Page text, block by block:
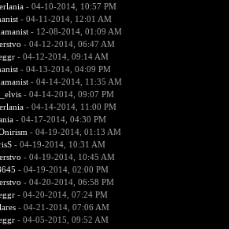
- 04-10-2014, 10:57 PM
- 04-11-2014, 12:01 AM
- 12-08-2014, 01:09 AM
- 04-12-2014, 06:47 AM
- 04-12-2014, 09:14 AM
- 04-13-2014, 04:09 PM
- 04-14-2014, 11:35 AM
- 04-14-2014, 09:07 PM
- 04-14-2014, 11:00 PM
- 04-17-2014, 04:30 PM
- 04-19-2014, 01:13 AM
- 04-19-2014, 10:31 AM
- 04-19-2014, 10:45 AM
- 04-19-2014, 02:00 PM
- 04-20-2014, 06:58 PM
- 04-20-2014, 07:24 PM
- 04-21-2014, 07:06 AM
- 04-05-2015, 09:52 AM